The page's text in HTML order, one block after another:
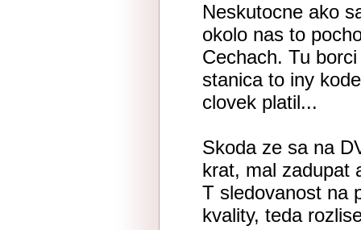
Neskutocne ako
okolo nas to
Cechach. Tu
stanica to iny
clovek platil...
Skoda ze sa na
krat, mal zadupat
T sledovanost na
kvality, teda